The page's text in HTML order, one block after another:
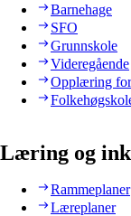
Barnehage
SFO
Grunnskole
Videregående
Opplæring
Læring og
Rammeplaner
Læreplaner